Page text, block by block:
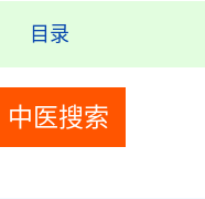
目录